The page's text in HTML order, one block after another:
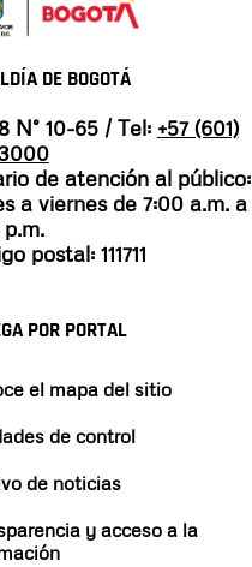
DE BOGOTÁ
N° 10-65 / Tel: +57 (601)
de atención al público:
a viernes de 7:00 a.m. a
postal: 111711
POR PORTAL
el mapa del sitio
de control
de noticias
y acceso a la